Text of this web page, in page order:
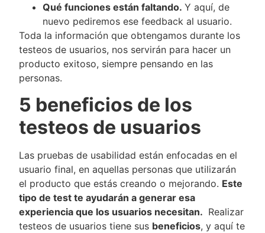
Qué funciones están faltando. Y aquí, de
nuevo pediremos ese feedback al usuario.
Toda la información que obtengamos durante los
testeos de usuarios, nos servirán para hacer un
producto exitoso, siempre pensando en las
personas.
5 beneficios de los
testeos de usuarios
Las pruebas de usabilidad están enfocadas en el
usuario final, en aquellas personas que utilizarán
el producto que estás creando o mejorando. Este
tipo de test te ayudarán a generar esa
experiencia que los usuarios necesitan. Realizar
testeos de usuarios tiene sus beneficios, y aquí te